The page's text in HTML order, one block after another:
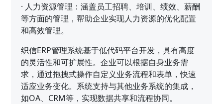
· 人力资源管理：涵盖员工招聘、培训、绩效、薪酬
等方面的管理，帮助企业实现人力资源的优化配置
和高效管理。
织信ERP管理系统基于低代码平台开发，具有高度
的灵活性和可扩展性。企业可以根据自身业务需
求，通过拖拽式操作自定义业务流程和表单，快速
适应业务变化。系统支持与其他业务系统的集成，
如OA、CRM等，实现数据共享和流程协同。